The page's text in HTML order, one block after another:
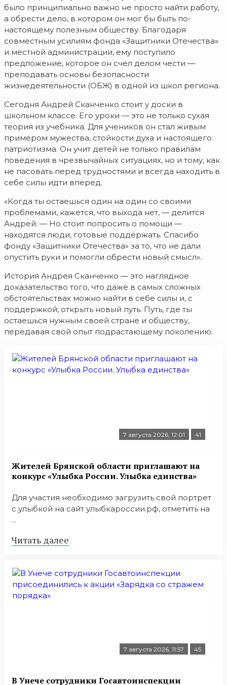
было принципиально важно не просто найти работу,
а обрести дело, в котором он мог бы быть по-
настоящему полезным обществу. Благодаря
совместным усилиям фонда «Защитники Отечества»
и местной администрации, ему поступило
предложение, которое он счел делом чести —
преподавать основы безопасности
жизнедеятельности (ОБЖ) в одной из школ региона.
Сегодня Андрей Сканченко стоит у доски в
школьном классе. Его уроки — это не только сухая
теория из учебника. Для учеников он стал живым
примером мужества, стойкости духа и настоящего
патриотизма. Он учит детей не только правилам
поведения в чрезвычайных ситуациях, но и тому, как
не пасовать перед трудностями и всегда находить в
себе силы идти вперед.
«Когда ты остаешься один на один со своими
проблемами, кажется, что выхода нет, — делится
Андрей. — Но стоит попросить о помощи —
находятся люди, готовые поддержать. Спасибо
фонду «Защитники Отечества» за то, что не дали
опустить руки и помогли обрести новый смысл».
История Андрея Сканченко — это наглядное
доказательство того, что даже в самых сложных
обстоятельствах можно найти в себе силы и, с
поддержкой, открыть новый путь. Путь, где ты
остаешься нужным своей стране и обществу,
передавая свой опыт подрастающему поколению.
7 августа 2026, 12:01 41
Жителей Брянской области приглашают на
конкурс «Улыбка России. Улыбка единства»
Для участия необходимо загрузить свой портрет
с улыбкой на сайт улыбкароссии.рф, отметить на
...
Читать далее
7 августа 2026, 11:57 45
В Унече сотрудники Госавтоинспекции